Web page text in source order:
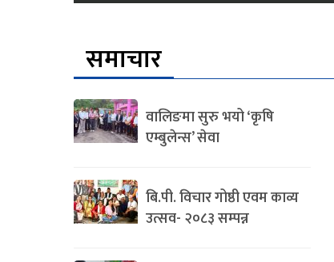
समाचार
वालिङमा सुरु भयो ‘कृषि
एम्बुलेन्स’ सेवा
बि.पी. विचार गोष्ठी एवम काव्य
उत्सव- २०८३ सम्पन्न